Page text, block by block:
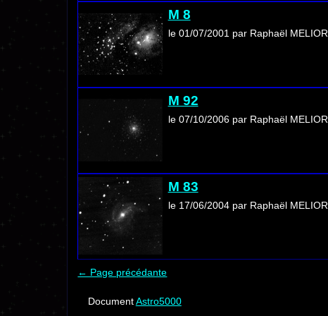
M 8
le 01/07/2001 par Raphaël MELIOR
M 92
le 07/10/2006 par Raphaël MELIOR
M 83
le 17/06/2004 par Raphaël MELIOR
← Page précédante
DocumentAstro5000